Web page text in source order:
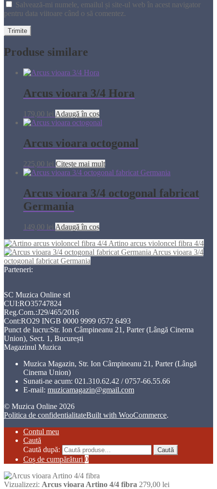
Salvează-mi numele, emailul și site-ul web în acest navigator
pentru data viitoare când o să comentez.
Produse similare
Arcus vioara 3/4 Hora
179,00 lei Adaugă în coș
Arcus vioara octogonal
225,00 lei Citește mai mult
Arcus vioara 3/4 octogonal fabricat
Germania
149,00 lei Adaugă în coș
Artino arcus violoncel fibra 4/4
Arcus vioara 3/4
octogonal fabricat Germania
Parteneri:
SC Muzica Online srl
CUI:RO35747824
Reg.Com.:J29/465/2016
Cont:RO29 INGB 0000 9999 0572 6493
Punct de lucru:Str. Ion Câmpineanu 21, Parter (Lângă Cinema
Union), Sect. 1, București
Magazinul Muzica
Muzica Magazin, Str. Ion Câmpineanu 21, Parter (Lângă
Cinema Union)
Sunati-ne acum: 021.310.62.42 / 0757-66.55.66
E-mail: muzicamagazin@gmail.com
© Muzica Online 2026
Politica de confidentialitateBuilt with WooCommerce.
Contul meu
Caută
Caută după:
Caută
Coș de cumpărături 0
Vizualizezi: Arcus vioara Artino 4/4 fibra 279,00 lei